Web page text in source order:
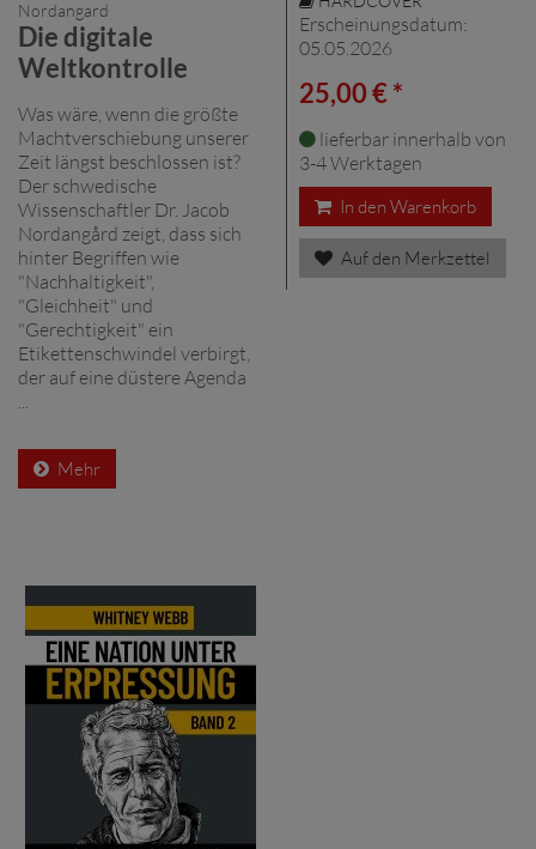
Nordangard
Die digitale
Weltkontrolle
Was wäre, wenn die größte
Machtverschiebung unserer
Zeit längst beschlossen ist?
Der schwedische
Wissenschaftler Dr. Jacob
Nordangård zeigt, dass sich
hinter Begriffen wie
"Nachhaltigkeit",
"Gleichheit" und
"Gerechtigkeit" ein
Etikettenschwindel verbirgt,
der auf eine düstere Agenda
Mehr
Erscheinungsdatum:
05.05.2026
25,00 € *
lieferbar innerhalb von
3-4 Werktagen
In den Warenkorb
Auf den Merkzettel